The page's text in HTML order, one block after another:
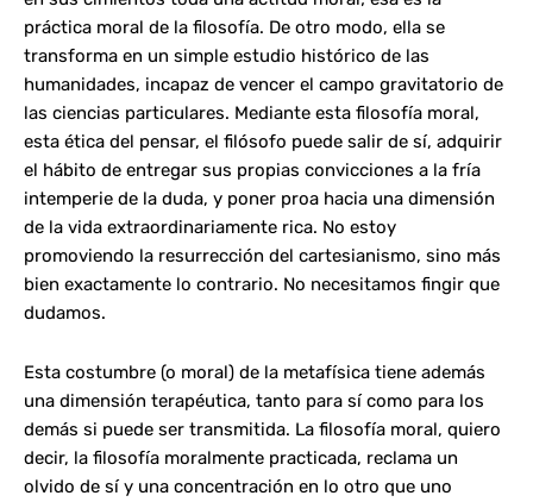
práctica moral de la filosofía. De otro modo, ella se
transforma en un simple estudio histórico de las
humanidades, incapaz de vencer el campo gravitatorio de
las ciencias particulares. Mediante esta filosofía moral,
esta ética del pensar, el filósofo puede salir de sí, adquirir
el hábito de entregar sus propias convicciones a la fría
intemperie de la duda, y poner proa hacia una dimensión
de la vida extraordinariamente rica. No estoy
promoviendo la resurrección del cartesianismo, sino más
bien exactamente lo contrario. No necesitamos fingir que
dudamos.
Esta costumbre (o moral) de la metafísica tiene además
una dimensión terapéutica, tanto para sí como para los
demás si puede ser transmitida. La filosofía moral, quiero
decir, la filosofía moralmente practicada, reclama un
olvido de sí y una concentración en lo otro que uno